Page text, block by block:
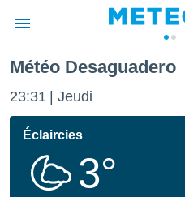
de
Météo Desaguadero
23:31 Jeudi
Éclaircies
3°